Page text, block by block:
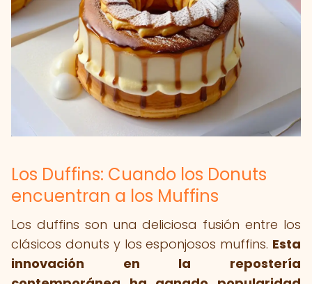
Los Duffins: Cuando los Donuts
encuentran a los Muffins
Los duffins son una deliciosa fusión entre los
clásicos donuts y los esponjosos muffins. Esta
innovación en la repostería